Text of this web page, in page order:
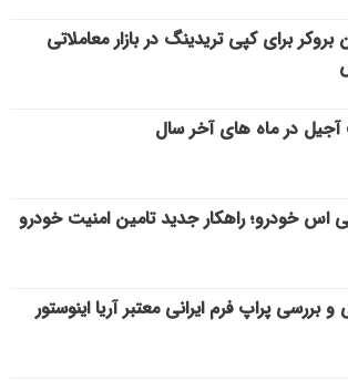
بروکر برای کپی‌ تریدینگ در بازار معاملاتی
در ماه های آخر سال
خودرو؛ راهکار جدید تامین امنیت خودرو
بررسی پراپ فرم ایرانی معتبر آریا اینوستور